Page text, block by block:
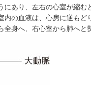
あり、左右の心室が縮む
の血液は、心房に逆もど
身へ、右心室から肺へと